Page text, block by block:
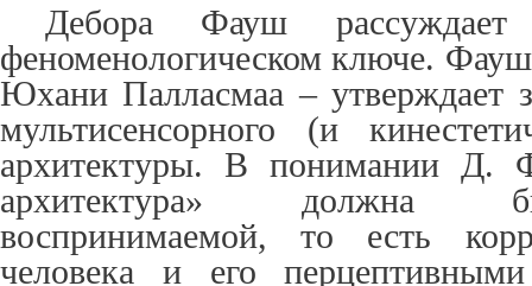
Дебора Фауш
феноменологическом ключе.
Юхани Палласмаа – утверждает
мультисенсорного (и
архитектуры. В понимании Д.
архитектура» должна
воспринимаемой, то есть
человека и его